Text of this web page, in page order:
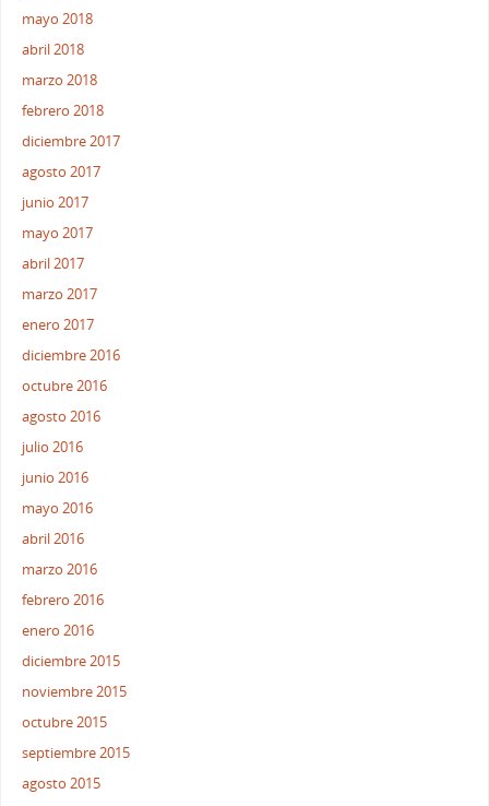
mayo 2018
abril 2018
marzo 2018
febrero 2018
diciembre 2017
agosto 2017
junio 2017
mayo 2017
abril 2017
marzo 2017
enero 2017
diciembre 2016
octubre 2016
agosto 2016
julio 2016
junio 2016
mayo 2016
abril 2016
marzo 2016
febrero 2016
enero 2016
diciembre 2015
noviembre 2015
octubre 2015
septiembre 2015
agosto 2015